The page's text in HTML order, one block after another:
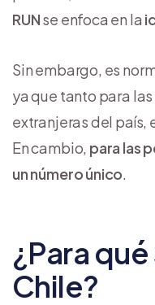
RUNse enfoca en la
Sin embargo, es
ya que tanto para
extranjeras del país,
En cambio, para las
un número único
¿Para qué
Chile?